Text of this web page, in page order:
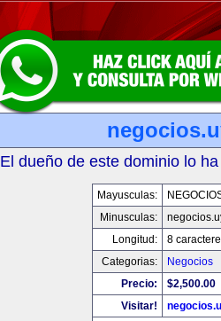
El dueño de este dominio lo
Mayusculas:
Minusculas:
Longitud:
8
Categorias:
Negocios
Precio:
$2,500.00
Visitar!